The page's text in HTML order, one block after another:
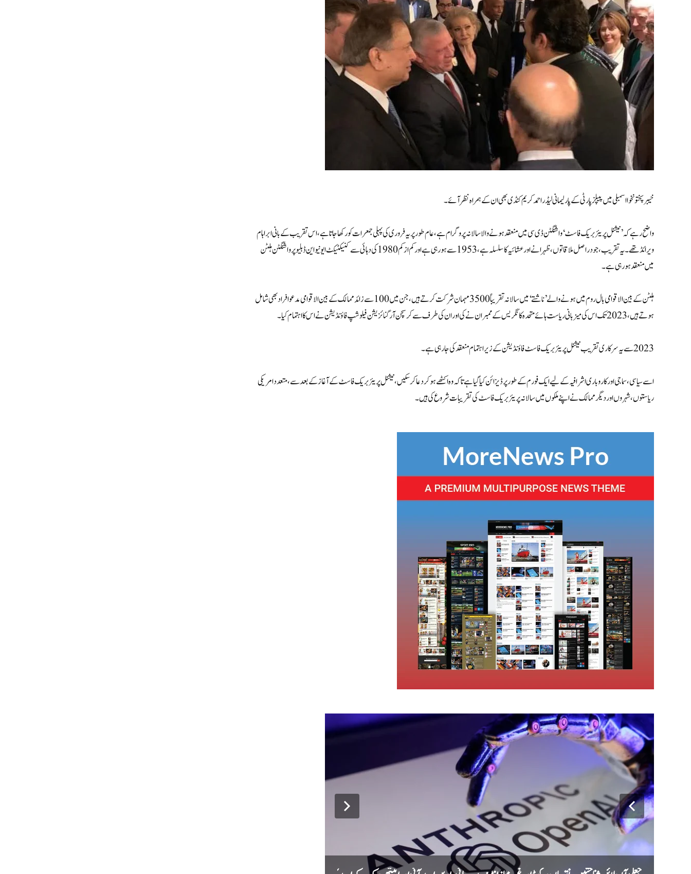
خیبر پختونخوا اسمبلی میں پیپلز پارٹی کے پارلیمانی لیڈر احمد کریم کنڈی بھی ان کے ہمراہ نظر آئے۔
واضح رہے کہ ’نیشنل پریئر بریک فاسٹ‘ واشنگٹن ڈی سی میں منعقد ہونے والا سالانہ پروگرام ہے، عام طور پر یہ فروری کی پہلی جمعرات کو رکھا جاتا ہے، اس تقریب کے بانی ابراہام
ویرائڈ تھے۔ یہ تقریب، جو دراصل ملاقاتوں، ظہرانے اور عشائیہ کا سلسلہ ہے، 1953 سے ہو رہی ہے اور کم از کم 1980 کی دہائی سے کنیکٹیکٹ ایونیو این ڈبلیو پر واشنگٹن ہلٹن
میں منعقد ہو رہی ہے۔
ہلٹن کے بین الاقوامی بال روم میں ہونے والے ’ناشتے‘ میں سالانہ تقریباً 3500 مہمان شرکت کرتے ہیں، جن میں 100 سے زائد ممالک کے بین الاقوامی مدعو افراد بھی شامل
ہوتے ہیں، 2023 تک اس کی میزبانی ریاست ہائے متحدہ کانگریس کے ممبران نے کی اور ان کی طرف سے کرسچن آرگنائزیشن فیلوشپ فاؤنڈیشن نے اس کا اہتمام کیا۔
2023 سے یہ سرکاری تقریب نیشنل پریئر بریک فاسٹ فاؤنڈیشن کے زیر اہتمام منعقد کی جا رہی ہے۔
اسے سیاسی، سماجی اور کاروباری اشرافیہ کے لیے ایک فورم کے طور پر ڈیزائن کیا گیا ہے تاکہ وہ اکٹھے ہو کر دعا کر سکیں، نیشنل پریئر بریک فاسٹ کے آغاز کے بعد سے، متعدد امریکی
ریاستوں، شہروں اور دیگر ممالک نے اپنے ملکوں میں سالانہ پریئر بریک فاسٹ کی تقریبات شروع کی ہیں۔